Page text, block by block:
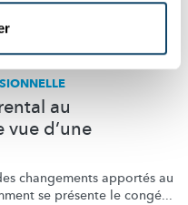
au
d’une
changements apportés au
se présente le congé...